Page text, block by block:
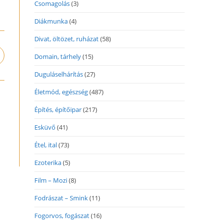
Csomagolás(3)
Diákmunka(4)
Divat, öltözet, ruházat(58)
Domain, tárhely(15)
Duguláselhárítás(27)
Életmód, egészség(487)
Építés, építőipar(217)
Esküvő (41)
Étel, ital(73)
Ezoterika(5)
Film – Mozi(8)
Fodrászat – Smink(11)
Fogorvos, fogászat(16)